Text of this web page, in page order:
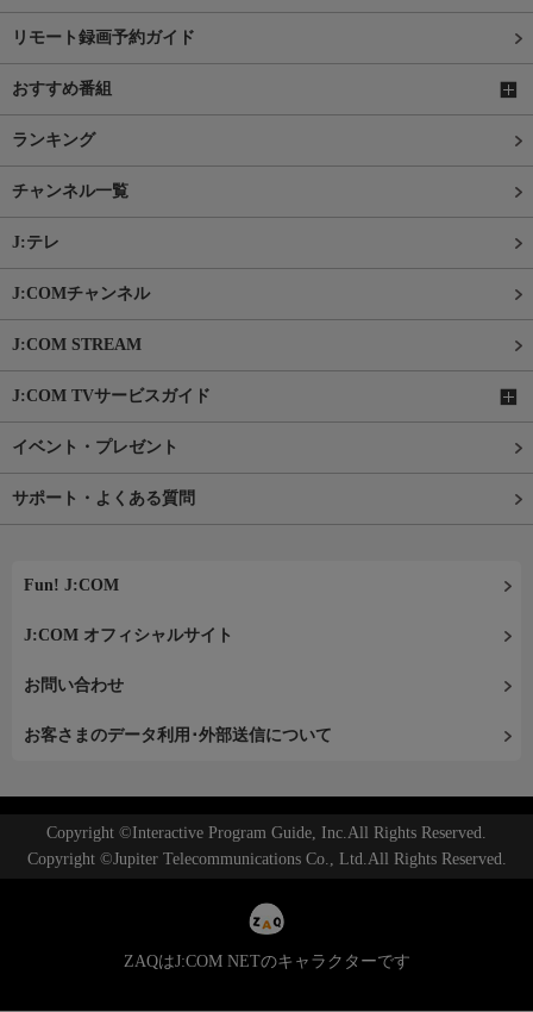
リモート録画予約ガイド
おすすめ番組
ランキング
チャンネル一覧
J:テレ
J:COMチャンネル
J:COM STREAM
J:COM TVサービスガイド
イベント・プレゼント
サポート・よくある質問
Fun! J:COM
J:COM オフィシャルサイト
お問い合わせ
お客さまのデータ利用･外部送信について
Copyright ©Interactive Program Guide, Inc.All Rights Reserved.
Copyright ©Jupiter Telecommunications Co., Ltd.All Rights Reserved.
ZAQはJ:COM NETのキャラクターです